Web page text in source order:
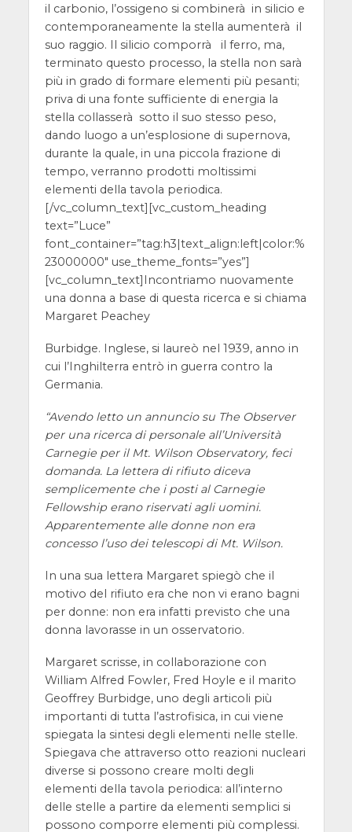
il carbonio, l’ossigeno si combinerà in silicio e
contemporaneamente la stella aumenterà il
suo raggio. Il silicio comporrà il ferro, ma,
terminato questo processo, la stella non sarà
più in grado di formare elementi più pesanti;
priva di una fonte sufficiente di energia la
stella collasserà sotto il suo stesso peso,
dando luogo a un’esplosione di supernova,
durante la quale, in una piccola frazione di
tempo, verranno prodotti moltissimi
elementi della tavola periodica.
[/vc_column_text][vc_custom_heading
text=”Luce”
font_container=”tag:h3|text_align:left|color:%
23000000″ use_theme_fonts=”yes”]
[vc_column_text] Incontriamo nuovamente
una donna a base di questa ricerca e si chiama
Margaret Peachey
Burbidge. Inglese, si laureò nel 1939, anno in
cui l’Inghilterra entrò in guerra contro la
Germania.
“Avendo letto un annuncio su The Observer
per una ricerca di personale all’Università
Carnegie per il Mt. Wilson Observatory, feci
domanda. La lettera di rifiuto diceva
semplicemente che i posti al Carnegie
Fellowship erano riservati agli uomini.
Apparentemente alle donne non era
concesso l’uso dei telescopi di Mt. Wilson.
In una sua lettera Margaret spiegò che il
motivo del rifiuto era che non vi erano bagni
per donne: non era infatti previsto che una
donna lavorasse in un osservatorio.
Margaret scrisse, in collaborazione con
William Alfred Fowler, Fred Hoyle e il marito
Geoffrey Burbidge, uno degli articoli più
importanti di tutta l’astrofisica, in cui viene
spiegata la sintesi degli elementi nelle stelle.
Spiegava che attraverso otto reazioni nucleari
diverse si possono creare molti degli
elementi della tavola periodica: all’interno
delle stelle a partire da elementi semplici si
possono comporre elementi più complessi.